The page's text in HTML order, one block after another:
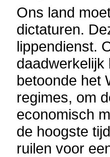
Ons land
dictaturen.
lippendienst.
daadwerkelijk
betoonde het
regimes, om
economisch
de hoogste
ruilen voor